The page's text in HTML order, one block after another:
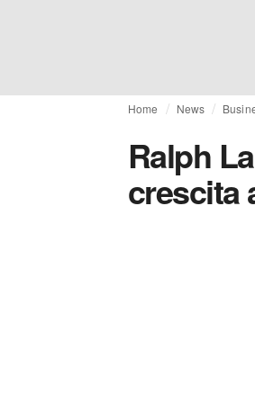
Home News
Ralph
crescita